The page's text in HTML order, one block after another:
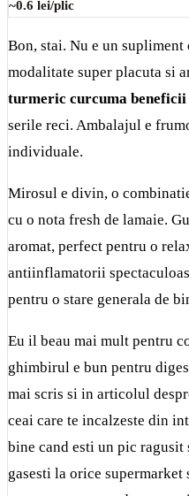
~0.6 lei/plic
Bon, stai. Nu e un supliment
modalitate super placuta si
turmeric curcuma beneficii
serile reci. Ambalajul e
individuale.
Mirosul e divin, o
cu o nota fresh de lamaie.
aromat, perfect pentru o
antiinflamatorii
pentru o stare generala de
Eu il beau mai mult pentru
ghimbirul e bun pentru
mai scris si in articolul
ceai care te incalzeste din
bine cand esti un pic ragusit
gasesti la orice supermarket